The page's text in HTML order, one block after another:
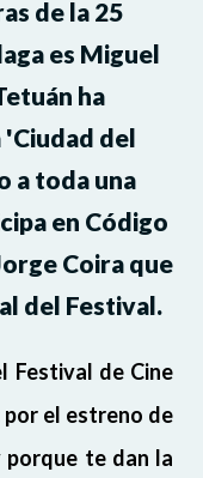
de la 25
es Miguel
ha
del
a toda una
en Código
Coira que
del Festival.
Festival de Cine
el estreno de
te dan la